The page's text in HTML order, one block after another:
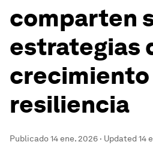
comparten
estrategias
crecimiento
resiliencia
Publicado14 ene. 2026 · Updated14